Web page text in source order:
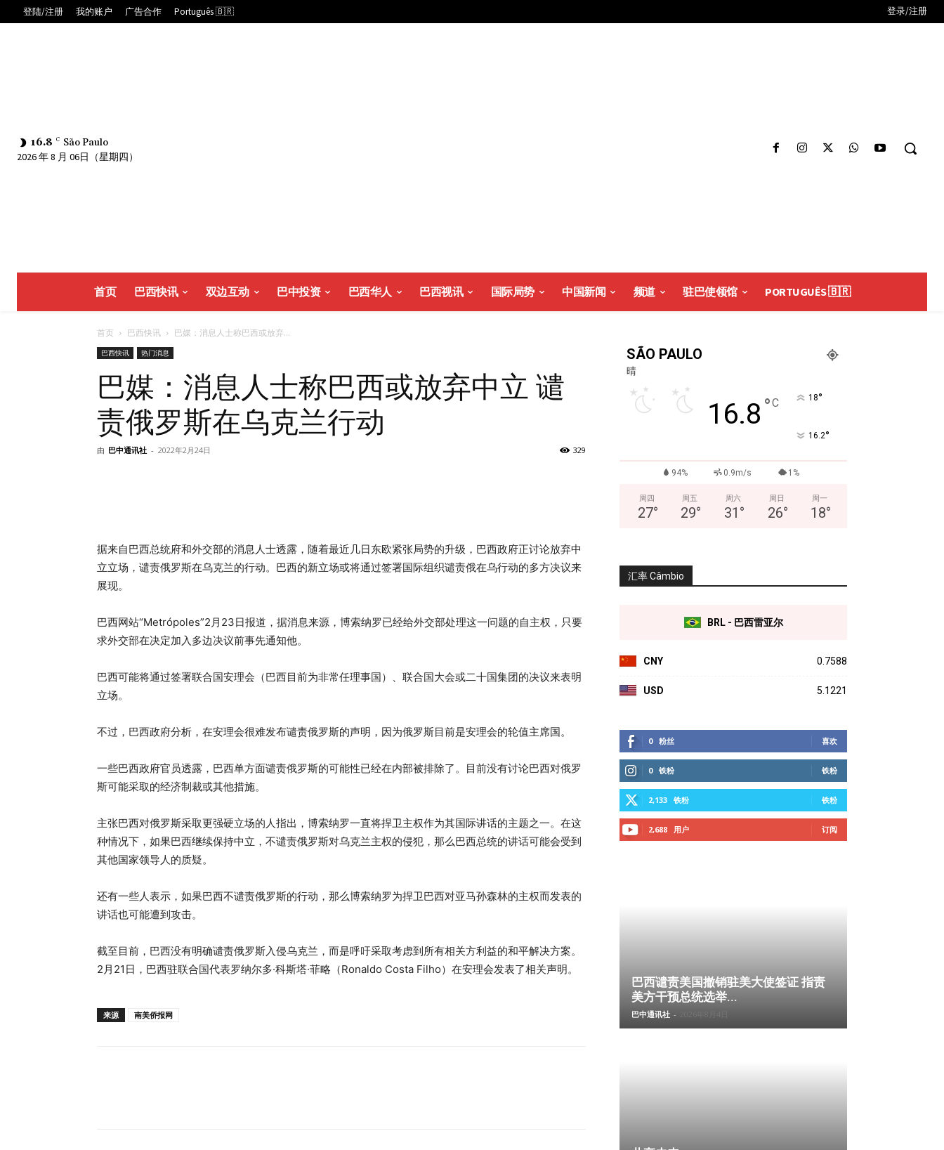
登陆/注册 我的账户 广告合作 Português 🇧🇷 登录/注册
16.8 C São Paulo
2026 年 8 月 06日（星期四）
首页 巴西快讯 双边互动 巴中投资 巴西华人 巴西视讯 国际局势 中国新闻 频道 驻巴使领馆 PORTUGUÊS 🇧🇷
首页 巴西快讯 巴媒：消息人士称巴西或放弃...
巴西快讯 热门消息
巴媒：消息人士称巴西或放弃中立 谴
责俄罗斯在乌克兰行动
由 巴中通讯社 - 2022年2月24日 329
据来自巴西总统府和外交部的消息人士透露，随着最近几日东欧紧张局势的升级，巴西政府正讨论放弃中
立立场，谴责俄罗斯在乌克兰的行动。巴西的新立场或将通过签署国际组织谴责俄在乌行动的多方决议来
展现。
巴西网站“Metrópoles”2月23日报道，据消息来源，博索纳罗已经给外交部处理这一问题的自主权，只要
求外交部在决定加入多边决议前事先通知他。
巴西可能将通过签署联合国安理会（巴西目前为非常任理事国）、联合国大会或二十国集团的决议来表明
立场。
不过，巴西政府分析，在安理会很难发布谴责俄罗斯的声明，因为俄罗斯目前是安理会的轮值主席国。
一些巴西政府官员透露，巴西单方面谴责俄罗斯的可能性已经在内部被排除了。目前没有讨论巴西对俄罗
斯可能采取的经济制裁或其他措施。
主张巴西对俄罗斯采取更强硬立场的人指出，博索纳罗一直将捍卫主权作为其国际讲话的主题之一。在这
种情况下，如果巴西继续保持中立，不谴责俄罗斯对乌克兰主权的侵犯，那么巴西总统的讲话可能会受到
其他国家领导人的质疑。
还有一些人表示，如果巴西不谴责俄罗斯的行动，那么博索纳罗为捍卫巴西对亚马孙森林的主权而发表的
讲话也可能遭到攻击。
截至目前，巴西没有明确谴责俄罗斯入侵乌克兰，而是呼吁采取考虑到所有相关方利益的和平解决方案。
2月21日，巴西驻联合国代表罗纳尔多·科斯塔·菲略（Ronaldo Costa Filho）在安理会发表了相关声明。
来源 南美侨报网
SÃO PAULO
晴
16.8 °C 18°
16.2°
94% 0.9m/s 1%
周四
27°
周五
29°
周六
31 °
周日
26°
周一
18°
汇率 Câmbio
BRL - 巴西雷亚尔
CNY 0.7588
USD 5.1221
0 粉丝 喜欢
0 铁粉 铁粉
2,133 铁粉 铁粉
2,688 用户 订阅
巴西谴责美国撤销驻美大使签证 指责
美方干预总统选举...
巴中通讯社 -